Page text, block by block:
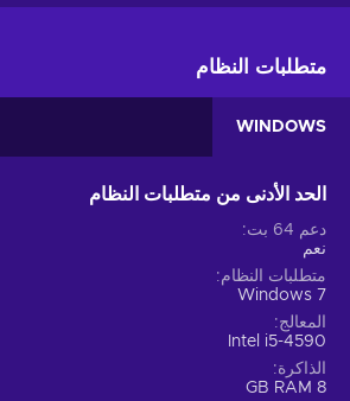
متطلبات النظام
WINDOWS
الحد الأدنى من متطلبات النظام
دعم 64 بت
نعم
متطلبات النظام
Windows 7
المعالج
Intel i5-4590
الذاكرة
8 GB RAM